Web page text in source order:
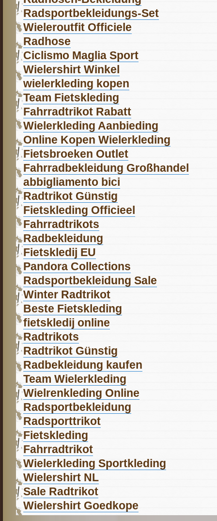
Radsportbekleidungs-Set
Wieleroutfit Officiele
Radhose
Ciclismo Maglia Sport
Wielershirt Winkel
wielerkleding kopen
Team Fietskleding
Fahrradtrikot Rabatt
Wielerkleding Aanbieding
Online Kopen Wielerkleding
Fietsbroeken Outlet
Fahrradbekleidung Großhandel
abbigliamento bici
Radtrikot Günstig
Fietskleding Officieel
Fahrradtrikots
Radbekleidung
Fietskledij EU
Pandora Collections
Radsportbekleidung Sale
Winter Radtrikot
Beste Fietskleding
fietskledij online
Radtrikots
Radtrikot Günstig
Radbekleidung kaufen
Team Wielerkleding
Wielrenkleding Online
Radsportbekleidung
Radsporttrikot
Fietskleding
Fahrradtrikot
Wielerkleding Sportkleding
Wielershirt NL
Sale Radtrikot
Wielershirt Goedkope